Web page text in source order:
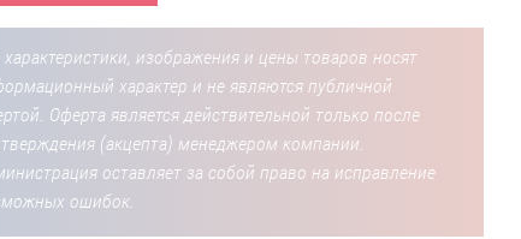
характеристики, изображения и цены товаров носят
характер и не являются публичной
Оферта является действительной только после
(акцепта) менеджером компании.
оставляет за собой право на исправление
ошибок.